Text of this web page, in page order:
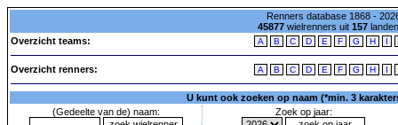
Renners database 1868 -
45877wielrenners uit 157
Overzicht teams:
A B C D E F G H I
Overzicht renners: A B C D E F G H I
U kunt ook zoeken op naam (*min. 3
(Gedeelte van de) naam:
Zoek op jaar: